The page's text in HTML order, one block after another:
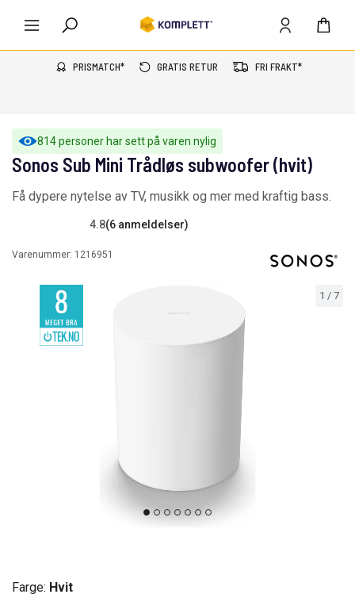
PRISMATCH* GRATIS RETUR FRI FRAKT*
814 personer har sett på varen nylig
1 / 7
Sonos Sub Mini Trådløs subwoofer (hvit)
Få dypere nytelse av TV, musikk og mer med kraftig bass.
4.8(6 anmeldelser)
Varenummer: 1216951
Farge: Hvit